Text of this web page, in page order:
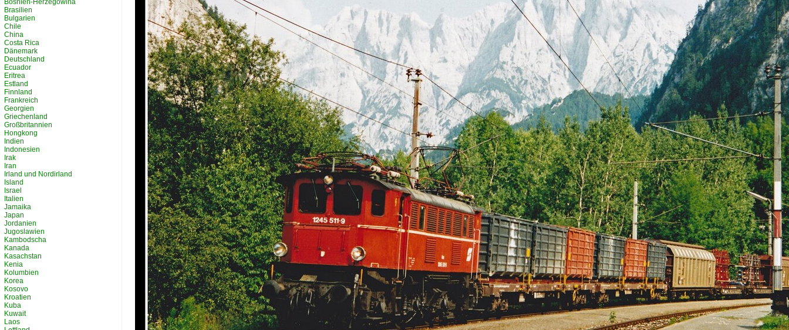
Bosnien-Herzegowina
Brasilien
Bulgarien
Chile
China
Costa Rica
Dänemark
Deutschland
Ecuador
Eritrea
Estland
Finnland
Frankreich
Georgien
Griechenland
Großbritannien
Hongkong
Indien
Indonesien
Irak
Iran
Irland und Nordirland
Island
Israel
Italien
Jamaika
Japan
Jordanien
Jugoslawien
Kambodscha
Kanada
Kasachstan
Kenia
Kolumbien
Korea
Kosovo
Kroatien
Kuba
Kuwait
Laos